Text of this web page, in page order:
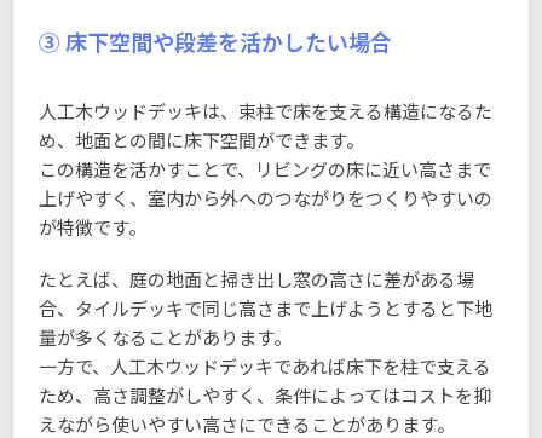
③ 床下空間や段差を活かしたい場合
人工木ウッドデッキは、束柱で床を支える構造になるた
め、地面との間に床下空間ができます。
この構造を活かすことで、リビングの床に近い高さまで
上げやすく、室内から外へのつながりをつくりやすいの
が特徴です。
たとえば、庭の地面と掃き出し窓の高さに差がある場
合、タイルデッキで同じ高さまで上げようとすると下地
量が多くなることがあります。
一方で、人工木ウッドデッキであれば床下を柱で支える
ため、高さ調整がしやすく、条件によってはコストを抑
えながら使いやすい高さにできることがあります。